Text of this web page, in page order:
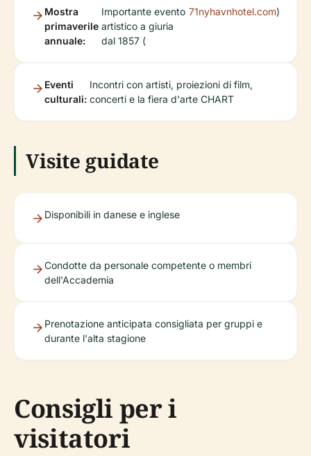
Mostra
primaverile
annuale:
Importante evento
artistico a giuria
dal 1857 (
71nyhavnhotel.com)
Eventi
culturali:
Incontri con artisti, proiezioni di film,
concerti e la fiera d'arte CHART
Visite guidate
Disponibili in danese e inglese
Condotte da personale competente o membri
dell'Accademia
Prenotazione anticipata consigliata per gruppi e
durante l'alta stagione
Consigli per i
visitatori